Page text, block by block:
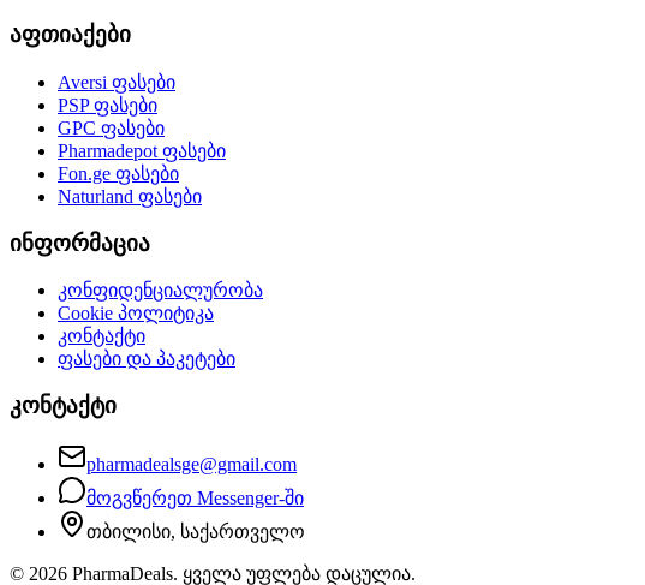
აფთიაქები
Aversi ფასები
PSPფასები
GPC ფასები
Pharmadepot ფასები
Fon.ge ფასები
Naturland ფასები
ინფორმაცია
კონფიდენციალურობა
Cookie პოლიტიკა
კონტაქტი
ფასები და პაკეტები
კონტაქტი
pharmadealsge@gmail.com
მოგვწერეთ Messenger-ში
თბილისი, საქართველო
© 2026 PharmaDeals. ყველა უფლება დაცულია.